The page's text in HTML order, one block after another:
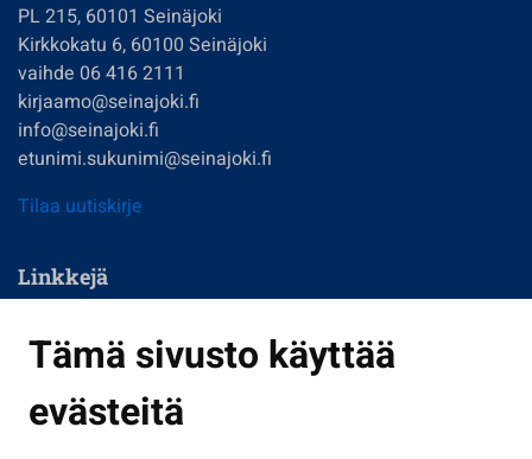
Tämä sivusto käyttää
evästeitä
PL 215, 60101 Seinäjoki
Kirkkokatu 6, 60100 Seinäjoki
vaihde 06 416 2111
kirjaamo@seinajoki.fi
info@seinajoki.fi
etunimi.sukunimi@seinajoki.fi
Tilaa uutiskirje
Linkkejä
Kasvatus ja opetus
Kulttuuri ja liikunta